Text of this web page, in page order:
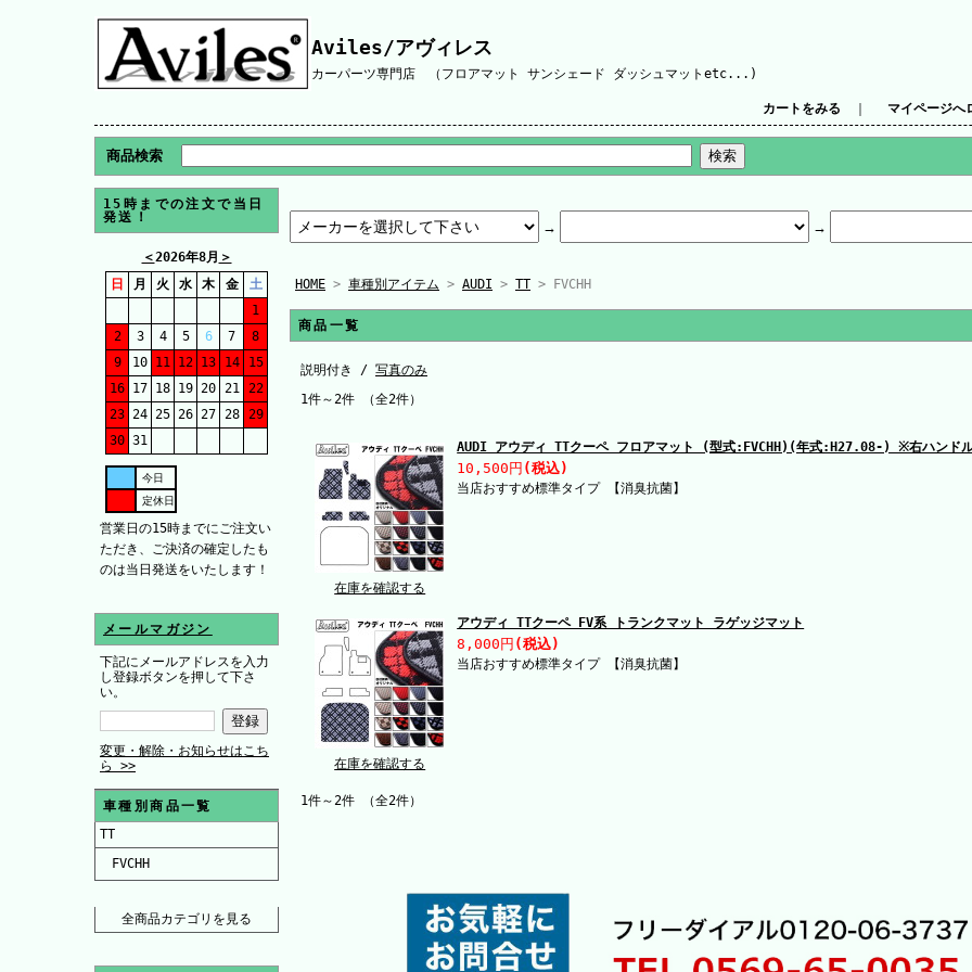
Aviles/アヴィレス
カーパーツ専門店 （フロアマット サンシェード ダッシュマットetc...)
カートをみる マイページへ
商品検索
15時までの注文で当日
発送！
＜2026年8月 ＞
日
月 火 水 木 金
土
1
2
3 4 5 6 7
8
9
10 11 12 13 14
15
16 17 18 19 20 21
22
23 24 25 26 27 28
29
30 31
今日
定休日
営業日の15時までにご注文い
ただき、ご決済の確定したも
のは当日発送をいたします！
メールマガジン
下記にメールアドレスを入力
し登録ボタンを押して下さ
い。
変更・解除・お知らせはこち
ら >>
車種別商品一覧
TT
FVCHH
全商品カテゴリを見る
HOME > 車種別アイテム > AUDI > TT > FVCHH
商品一覧
説明付き / 写真のみ
1件～2件 （全2件）
在庫を確認する
AUDI アウディ TTクーペ フロアマット (型式:FVCHH)(年式:H27.08-) ※右ハンド
10,500円 (税込)
当店おすすめ標準タイプ 【消臭抗菌】
在庫を確認する
アウディ TTクーペ FV系 トランクマット ラゲッジマット
8,000円 (税込)
当店おすすめ標準タイプ 【消臭抗菌】
1件～2件 （全2件）